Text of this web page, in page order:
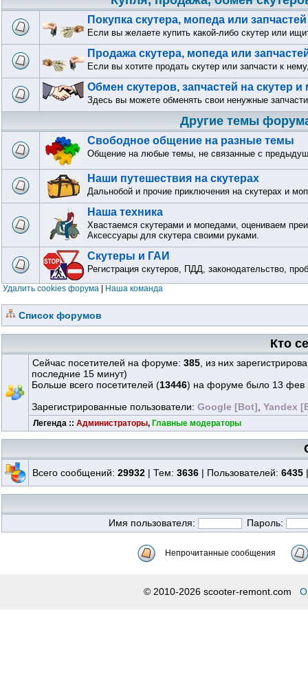
Покупка скутера, мопеда или запчастей
Если вы желаете купить какой-либо скутер или
Продажа скутера, мопеда или
Если вы хотите продать скутер или запчасти к
Обмен скутеров, запчастей на скутер и
Здесь вы можете обменять свои ненужные запчасти
Другие темы
Свободное общение на разные темы
Общение на любые темы, не связанные с
Наши путешествия на скутерах
Дальнобой и прочие приключения на скутерах и
Наша техника
Хвастаемся скутерами и мопедами, оцениваем
Аксессуары для скутера своими руками.
Скутеры и ГАИ
Регистрация скутеров, ПДД, законодательство,
Удалить cookies форума Наша команда
Список форумов
Кто
Сейчас посетителей на форуме: 385 , из них
последние 15 минут)
Больше всего посетителей (13446) на форуме было 13 фев
Зарегистрированные пользователи: Google [Bot] Yandex
Легенда :: Администраторы, Главные модераторы
Всего сообщений: 29932 | Тем: 3636 | Пользователей: 6435
Имя пользователя: Пароль:
Непрочитанные сообщения
© 2010-2026 scooter-remont.com О